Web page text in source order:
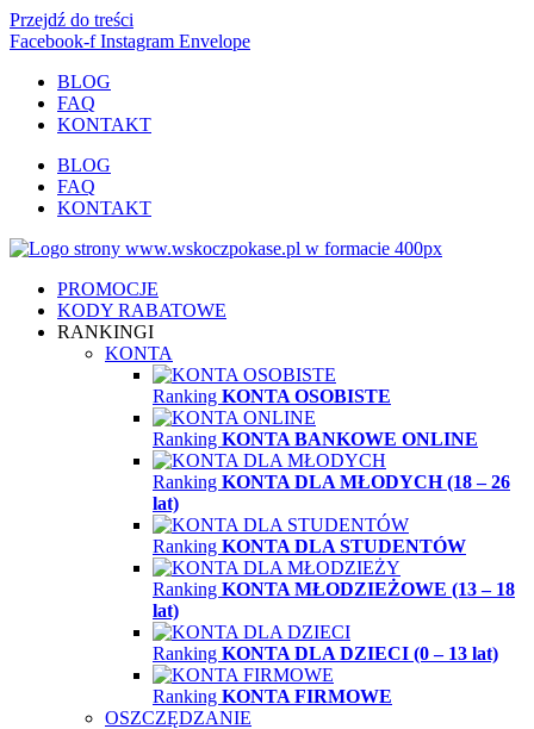
Przejdź do treści
Facebook-f Instagram Envelope
BLOG
FAQ
KONTAKT
BLOG
FAQ
KONTAKT
PROMOCJE
KODY RABATOWE
RANKINGI
KONTA
Ranking KONTA OSOBISTE
Ranking KONTA BANKOWE ONLINE
Ranking KONTA DLA MŁODYCH (18 – 26
lat)
Ranking KONTA DLA STUDENTÓW
Ranking KONTA MŁODZIEŻOWE (13 – 18
lat)
Ranking KONTA DLA DZIECI (0 – 13 lat)
Ranking KONTA FIRMOWE
OSZCZĘDZANIE